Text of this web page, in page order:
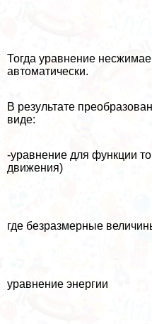
Тогда уравнение
автоматически.
В результате
виде:
-уравнение для функции
движения)
где безразмерные
уравнение энергии